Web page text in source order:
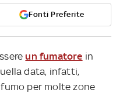
Fonti Preferite
un fumatore in
data, infatti,
per molte zone